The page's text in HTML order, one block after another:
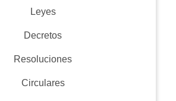
Leyes
Decretos
Resoluciones
Circulares